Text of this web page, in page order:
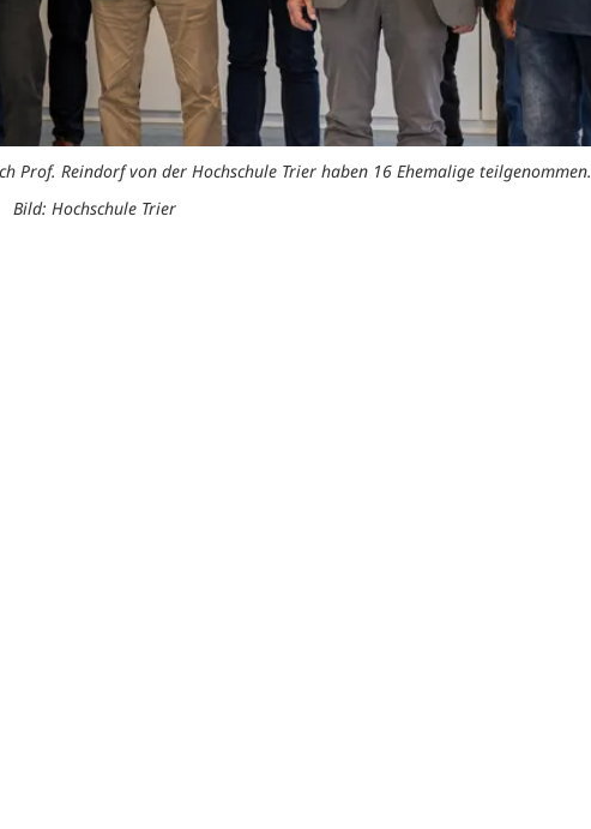
Prof. Reindorf von der Hochschule Trier haben 16 Ehemalige teilgenommen.
Bild: Hochschule Trier